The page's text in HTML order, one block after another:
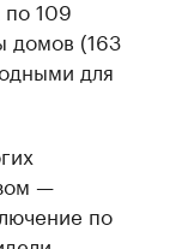
109
домов (163
для
—
по